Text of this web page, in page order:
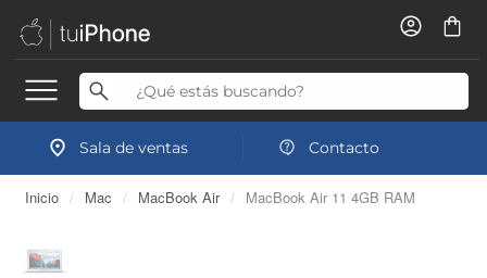
Sala de ventas Contacto
Inicio / Mac / MacBook Air / MacBook Air 11 4GB RAM